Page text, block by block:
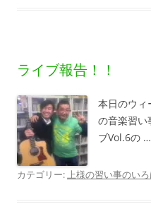
ライブ報告！！
本日のウィ
の音楽習い
ブVol.6の …
カテゴリー:上様の習い事のい